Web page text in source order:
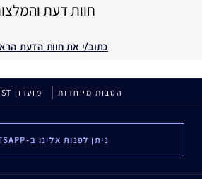
חוות דעת
כתוב/י את חוות הדעת
הטבות מיוחדות מועדון ESTÉE E-LIST
ניתן לפנות אלינו ב-WHATSAPP